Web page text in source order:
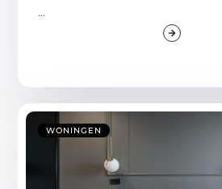
...
WONINGEN